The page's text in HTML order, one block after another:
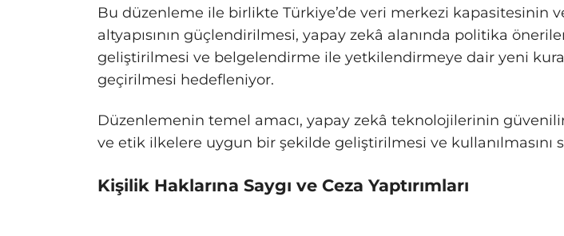
Bu düzenleme ile birlikte Türkiye’de veri merkezi kapasitesinin
altyapısının güçlendirilmesi, yapay zekâ alanında politika
geliştirilmesi ve belgelendirme ile yetkilendirmeye dair yeni
geçirilmesi hedefleniyor.
Düzenlemenin temel amacı, yapay zekâ teknolojilerinin
ve etik ilkelere uygun bir şekilde geliştirilmesi ve kullanılmasını
Kişilik Haklarına Saygı ve Ceza Yaptırımları